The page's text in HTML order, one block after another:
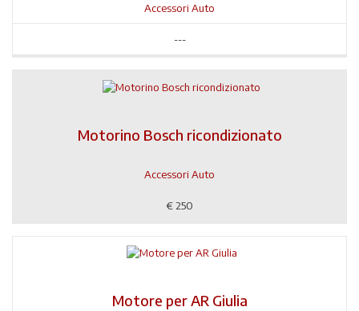
Accessori Auto
---
Motorino Bosch ricondizionato
Accessori Auto
€250
Motore per AR Giulia